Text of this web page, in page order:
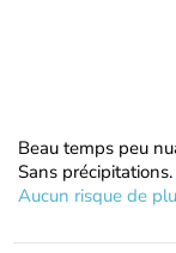
Beau temps peu
Sans précipitations.
Aucun risque de